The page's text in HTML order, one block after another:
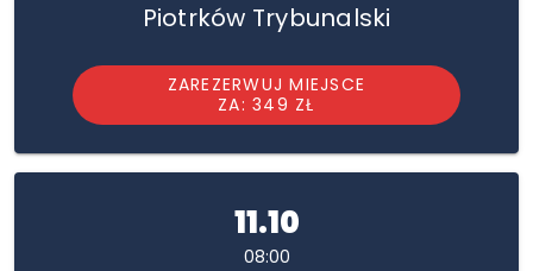
Piotrków Trybunalski
ZAREZERWUJ MIEJSCE
ZA: 349 ZŁ
11.10
08:00